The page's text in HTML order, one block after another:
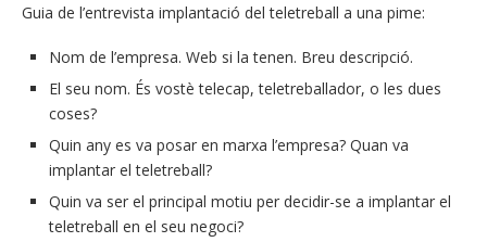
Guia de l’entrevista implantació del teletreball a una pime:
Nom de l’empresa. Web si la tenen. Breu descripció.
El seu nom. És vostè telecap, teletreballador, o les dues
coses?
Quin any es va posar en marxa l’empresa? Quan va
implantar el teletreball?
Quin va ser el principal motiu per decidir-se a implantar el
teletreball en el seu negoci?